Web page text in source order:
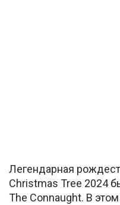
Легендарная
Christmas Tree 2024
The Connaught. В